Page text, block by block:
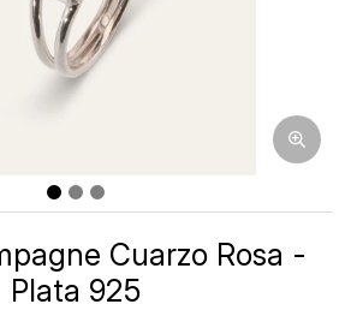
Cuarzo Rosa -
Plata 925